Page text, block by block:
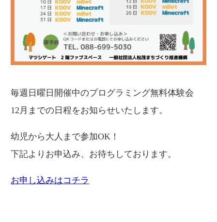
毎週日曜日開催中のプログラミング無料体験会
12月までの日程をお知らせいたします。
幼児から大人まで参加OK！
下記よりお申込み、お待ちしております。
お申し込みはコチラ